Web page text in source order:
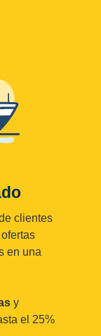
clientes
en una
y
el 25%